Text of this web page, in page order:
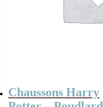
Chaussons Harry